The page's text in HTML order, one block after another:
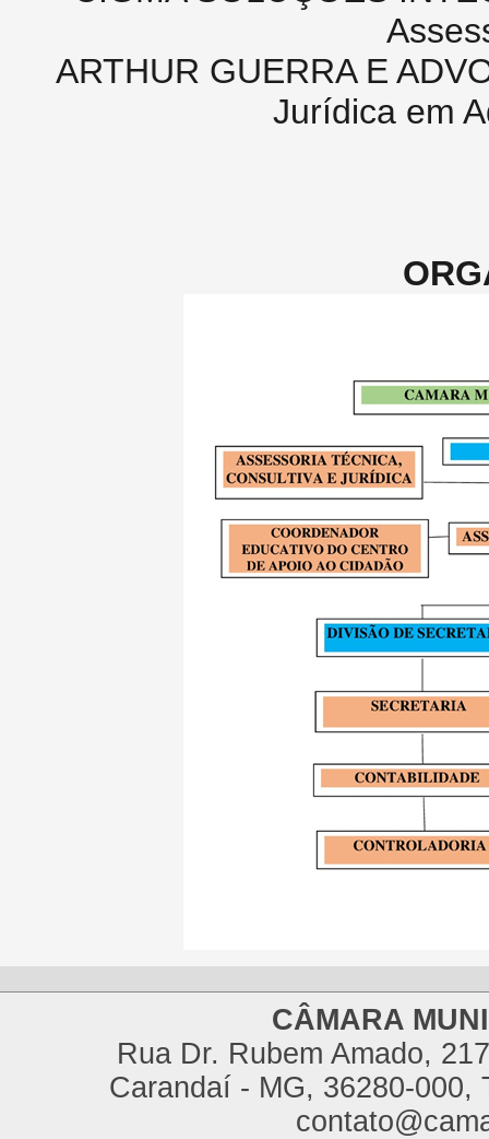
ARTHUR GUERRA E
Jurídica em
CÂMARA
Rua Dr. Rubem Amado,
Carandaí - MG, 36280-000,